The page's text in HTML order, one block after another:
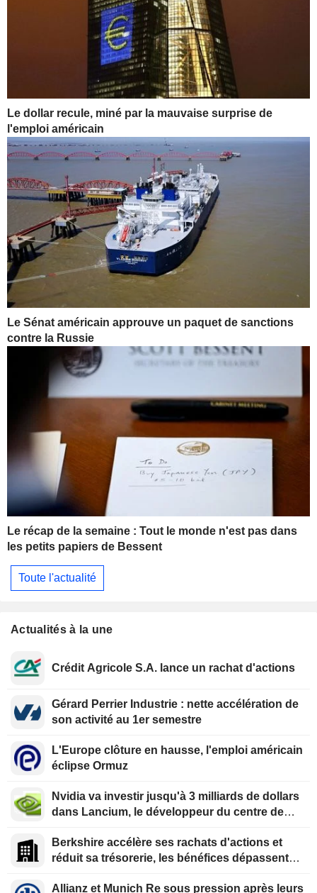
Le dollar recule, miné par la mauvaise surprise de
l'emploi américain
Le Sénat américain approuve un paquet de sanctions
contre la Russie
Le récap de la semaine : Tout le monde n'est pas dans
les petits papiers de Bessent
Toute l'actualité
Actualités à la une
Crédit Agricole S.A. lance un rachat d'actions
Gérard Perrier Industrie : nette accélération de
son activité au 1er semestre
L'Europe clôture en hausse, l'emploi américain
éclipse Ormuz
Nvidia va investir jusqu'à 3 milliards de dollars
dans Lancium, le développeur du centre de
Berkshire accélère ses rachats d'actions et
réduit sa trésorerie, les bénéfices dépassent
Allianz et Munich Re sous pression après leurs